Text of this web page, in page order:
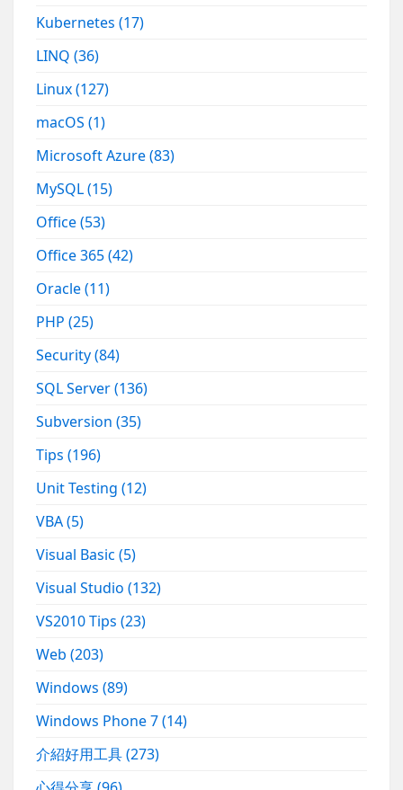
Kubernetes(17)
LINQ(36)
Linux(127)
macOS(1)
Microsoft Azure(83)
MySQL(15)
Office(53)
Office 365(42)
Oracle(11)
PHP(25)
Security(84)
SQL Server(136)
Subversion(35)
Tips(196)
Unit Testing(12)
VBA(5)
Visual Basic(5)
Visual Studio(132)
VS2010 Tips(23)
Web(203)
Windows(89)
Windows Phone 7(14)
介紹好用工具(273)